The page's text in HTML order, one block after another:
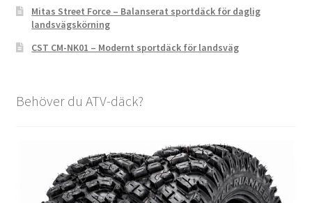
Mitas Street Force – Balanserat sportdäck för daglig
landsvägskörning
CST CM-NK01 – Modernt sportdäck för landsväg
Behöver du ATV-däck?